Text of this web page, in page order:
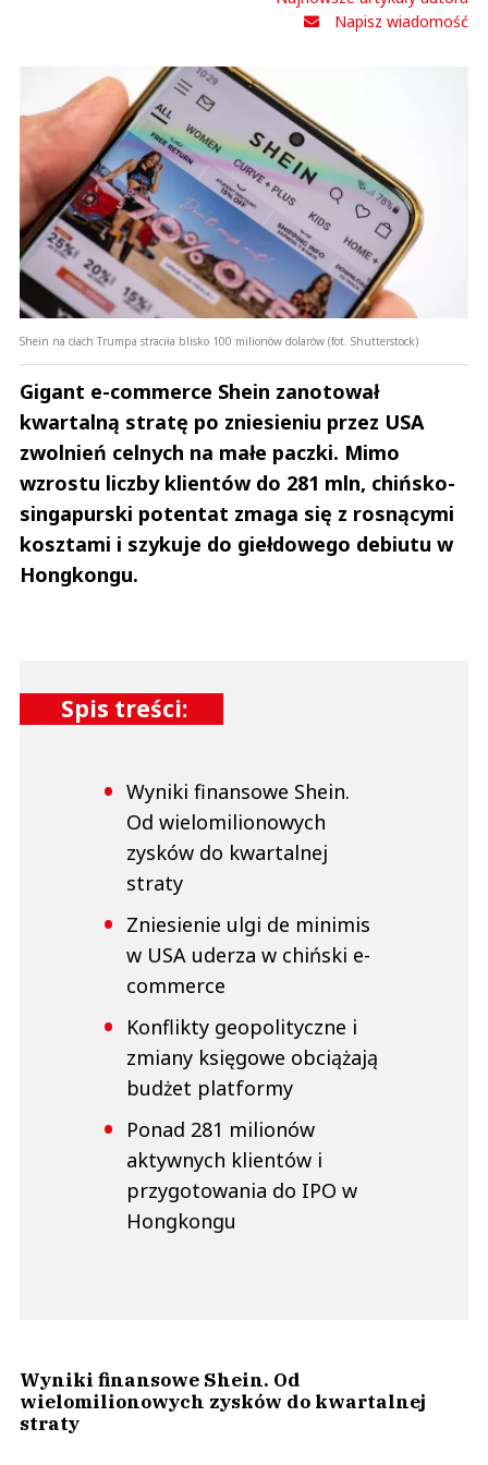
Prześlij komentarz
Napisz wiadomość
Shein na cłach Trumpa straciła blisko 100 milionów dolarów (fot. Shutterstock)
Gigant e-commerce Shein zanotował
kwartalną stratę po zniesieniu przez USA
zwolnień celnych na małe paczki. Mimo
wzrostu liczby klientów do 281 mln, chińsko-
singapurski potentat zmaga się z rosnącymi
kosztami i szykuje do giełdowego debiutu w
Hongkongu.
Spis treści:
Wyniki finansowe Shein.
Od wielomilionowych
zysków do kwartalnej
straty
Zniesienie ulgi de minimis
w USA uderza w chiński e-
commerce
Konflikty geopolityczne i
zmiany księgowe obciążają
budżet platformy
Ponad 281 milionów
aktywnych klientów i
przygotowania do IPO w
Hongkongu
Wyniki finansowe Shein. Od
wielomilionowych zysków do kwartalnej
straty